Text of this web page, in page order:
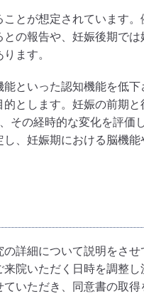
とが想定されています。
の報告や、妊娠後期では
ます。
といった認知機能を低下
とします。妊娠の前期と
その経時的な変化を評価
、妊娠期における脳機能
詳細について説明をさせ
院いただく日時を調整し
いただき、同意書の取得